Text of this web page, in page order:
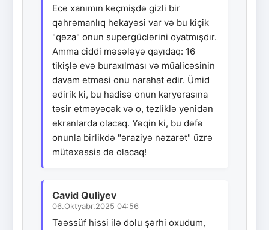
Ece xanımın keçmişdə gizli bir
qəhrəmanlıq hekayəsi var və bu kiçik
"qəza" onun supergüclərini oyatmışdır.
Amma ciddi məsələyə qayıdaq: 16
tikişlə evə buraxılması və müalicəsinin
davam etməsi onu narahat edir. Ümid
edirik ki, bu hadisə onun karyerasına
təsir etməyəcək və o, tezliklə yenidən
ekranlarda olacaq. Yəqin ki, bu dəfə
onunla birlikdə "əraziyə nəzarət" üzrə
mütəxəssis də olacaq!
Cavid Quliyev
06.Oktyabr.2025 04:56
Təəssüf hissi ilə dolu şərhi oxudum,